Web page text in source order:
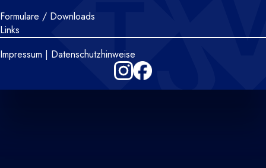
Formulare / Downloads
Links
Impressum | Datenschutzhinweise